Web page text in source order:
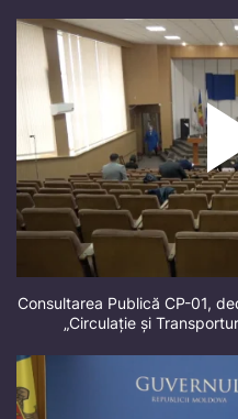
Consultarea Publică CP-01,
„Circulație și